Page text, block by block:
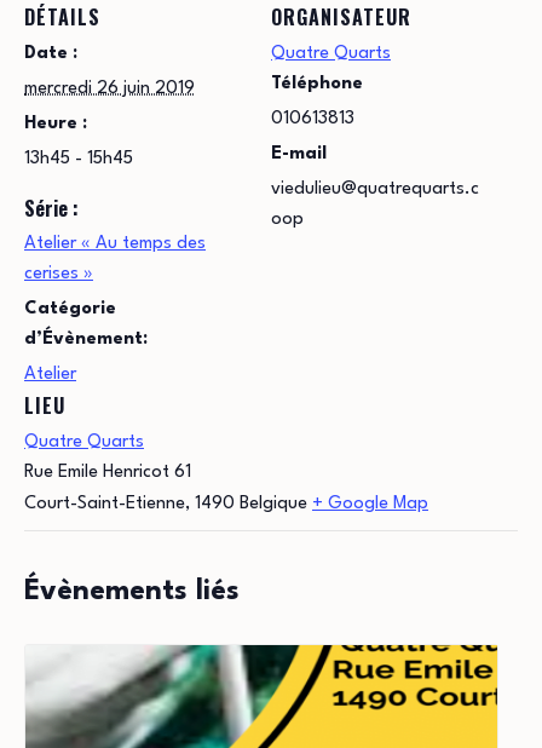
DÉTAILS
Date :
mercredi 26 juin 2019
Heure :
13h45 - 15h45
Série :
Atelier « Au temps des
cerises »
Catégorie
d’Évènement:
Atelier
LIEU
Quatre Quarts
Rue Emile Henricot 61
Court-Saint-Etienne, 1490 Belgique + Google Map
ORGANISATEUR
Quatre Quarts
Téléphone
010613813
E-mail
viedulieu@quatrequarts.c
oop
Évènements liés